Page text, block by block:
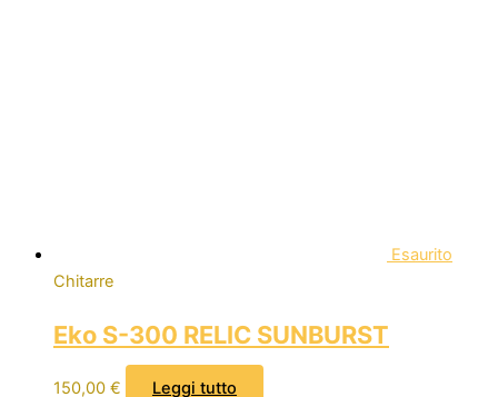
Esaurito
Chitarre
Eko S-300 RELIC SUNBURST
150,00 € Leggi tutto